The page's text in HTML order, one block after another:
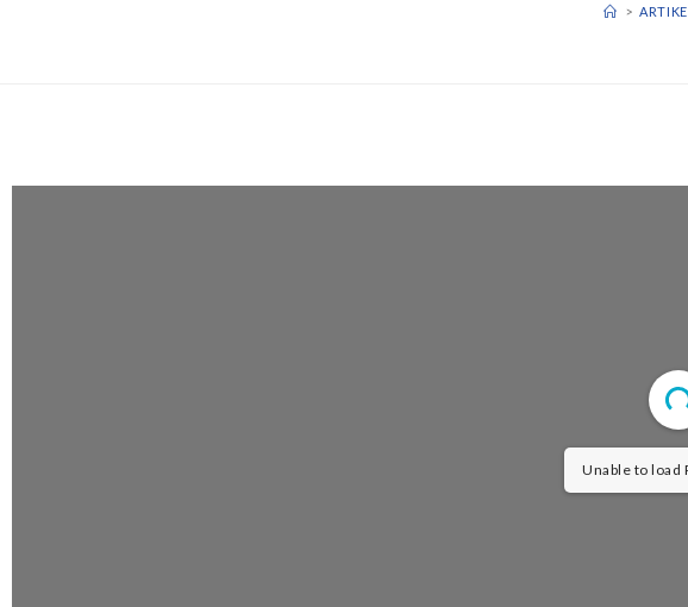
>
Unable to load